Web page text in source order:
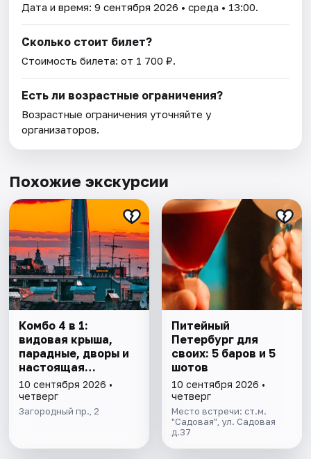
Дата и время:9 сентября 2026 • среда • 13:00.
Сколько стоит билет?
Стоимость билета: от 1 700 ₽.
Есть ли возрастные ограничения?
Возрастные ограничения уточняйте у
организаторов.
Похожие экскурсии
Комбо 4 в 1:
видовая крыша,
парадные, дворы и
настоящая
коммуналка
10 сентября 2026 •
четверг
Загородный пр., 2
Питейный
Петербург для
своих: 5 баров и 5
шотов
10 сентября 2026 •
четверг
Место встречи: ст.м.
"Садовая", ул. Садовая
д.37